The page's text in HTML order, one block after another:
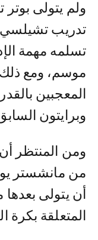
ولم يتولى
تدريب تشيلسي
تسلمه مهمة
موسم، ومع
المعجبين
وبرايتون
من مانشستر
أن يتولى بعدها
المتعلقة بكرة